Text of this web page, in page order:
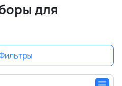
для